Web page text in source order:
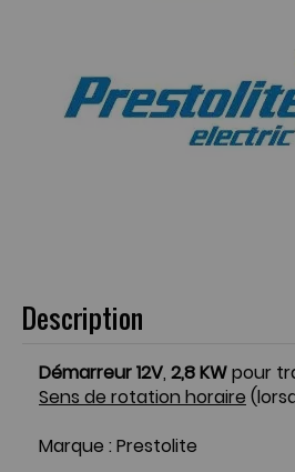
Description
Démarreur 12V, 2,8 KWpour
Sens de rotation horaire
Marque : Prestolite